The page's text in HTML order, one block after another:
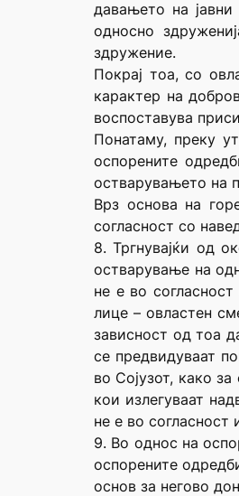
давањето на
односно
здружение.
Покрај тоа, со
карактер на
воспоставува
Понатаму, преку
оспорените
остварувањето на
Врз основа на
согласност со
8. Тргнувајќи од
остварување на
не е во
лице – овластен
зависност од тоа
се предвидуваат
во Сојузот, како
кои излегуваат
не е во согласност
9. Во однос на
оспорените
основ за негово